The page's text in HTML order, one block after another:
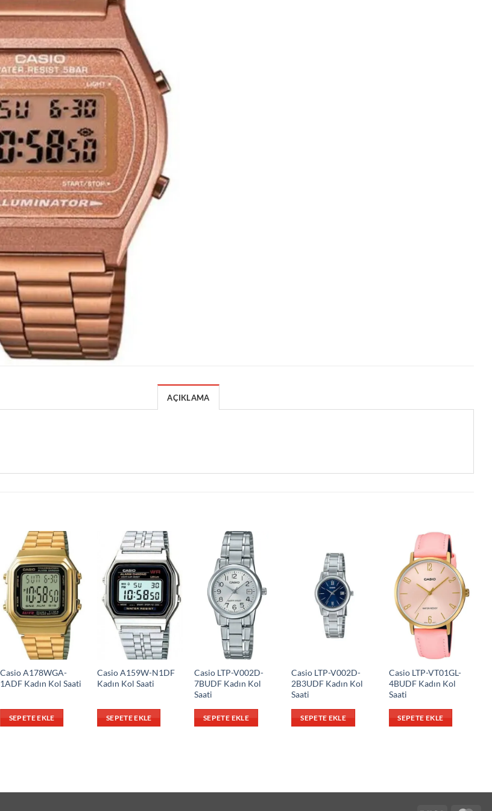
AÇIKLAMA
Casio A178WGA-
1ADF Kadın Kol Saati
SEPETE EKLE
Casio A159W-N1DF
Kadın Kol Saati
SEPETE EKLE
Casio LTP-V002D-
7BUDF Kadın Kol
Saati
SEPETE EKLE
Casio LTP-V002D-
2B3UDF Kadın Kol
Saati
SEPETE EKLE
Casio LTP-VT01GL-
4BUDF Kadın Kol
Saati
SEPETE EKLE